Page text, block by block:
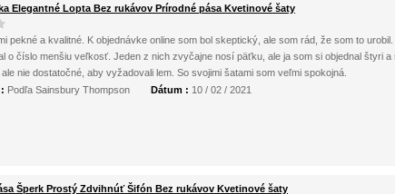
Elegantné Lopta Bez rukávov Prírodné pása Kvetinové šaty
pekné a kvalitné. K objednávke online som bol skeptický, ale som rád, že som to
o číslo menšiu veľkosť. Jeden z nich zvyčajne nosí päťku, ale ja som si objednal štyri a
nie dostatočné, aby vyžadovali lem. So svojimi šatami som veľmi spokojná.
Podľa Sainsbury Thompson Dátum : 10 / 02 / 2021
Šperk Prostý Zdvihnúť Šifón Bez rukávov Kvetinové šaty